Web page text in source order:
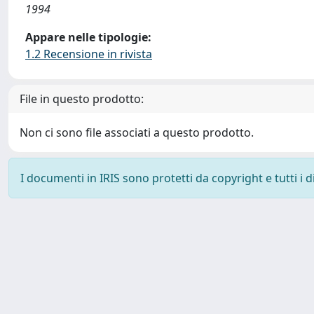
1994
Appare nelle tipologie:
1.2 Recensione in rivista
File in questo prodotto:
Non ci sono file associati a questo prodotto.
I documenti in IRIS sono protetti da copyright e tutti i